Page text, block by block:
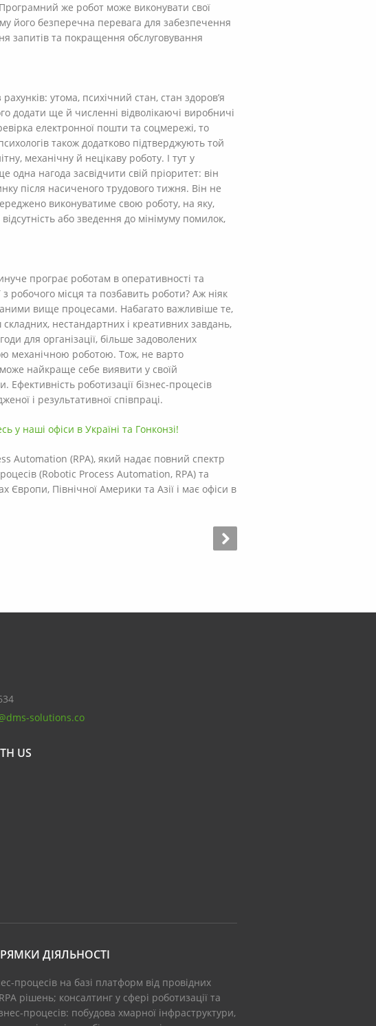
Програмний же робот може виконувати свої
його безперечна перевага для забезпечення
запитів та покращення обслуговування
утома, психічний стан, стан здоров’я
додати ще й численні відволікаючі виробничі
електронної пошти та соцмережі, то
також додатково підтверджують той
механічну й нецікаву роботу. І тут у
нагода засвідчити свій пріоритет: він
після насиченого трудового тижня. Він не
виконуватиме свою роботу, на яку,
або зведення до мінімуму помилок,
програє роботам в оперативності та
робочого місця та позбавить роботи? Аж ніяк
вище процесами. Набагато важливіше те,
нестандартних і креативних завдань,
для організації, більше задоволених
механічною роботою. Тож, не варто
найкраще себе виявити у своїй
роботизації бізнес-процесів
і результативної співпраці.
у наші офіси в Україні та Гонконзі!
Automation (RPA), який надає повний спектр
(Robotic Process Automation, RPA) та
Північної Америки та Азії і має офіси в
solutions.co
US
ДІЯЛЬНОСТІ
процесів на базі платформ від провідних
рішень; консалтинг у сфері роботизації та
процесів: побудова хмарної інфраструктури,